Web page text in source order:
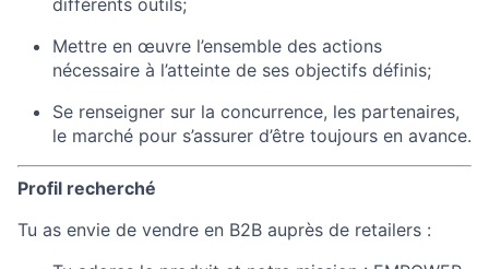
Mettre en œuvre l’ensemble des actions
nécessaire à l’atteinte de ses objectifs définis;
Se renseigner sur la concurrence, les partenaires,
le marché pour s’assurer d’être toujours en avance.
Profil recherché
Tu as envie de vendre en B2B auprès de retailers :